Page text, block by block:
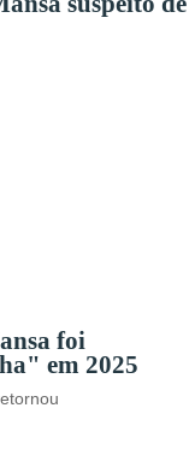
foi
em 2025